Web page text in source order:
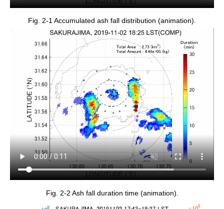
Fig. 2-1 Accumulated ash fall distribution (animation).
Fig. 2-2 Ash fall duration time (animation).